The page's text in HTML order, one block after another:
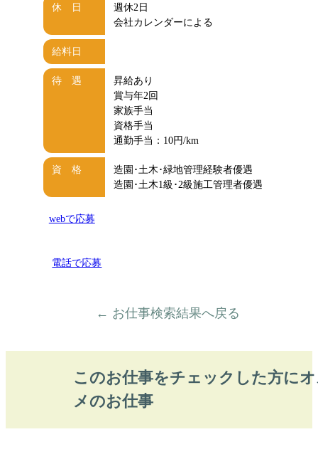
休 日
週休2日
会社カレンダーによる
給料日
待 遇
昇給あり
賞与年2回
家族手当
資格手当
通勤手当：10円/km
資 格
造園･土木･緑地管理経験者優遇
造園･土木1級･2級施工管理者優遇
webで応募
電話で応募
← お仕事検索結果へ戻る
このお仕事をチェックした方に
メのお仕事